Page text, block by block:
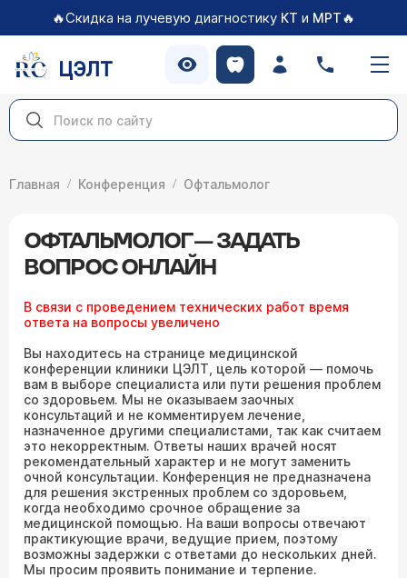
🔥Скидка на лучевую диагностику КТ и МРТ🔥
ЦЭЛТ
Главная Конференция Офтальмолог
ОФТАЛЬМОЛОГ — ЗАДАТЬ
ВОПРОС ОНЛАЙН
В связи с проведением технических работ время
ответа на вопросы увеличено
Вы находитесь на странице медицинской
конференции клиники ЦЭЛТ, цель которой — помочь
вам в выборе специалиста или пути решения проблем
со здоровьем. Мы не оказываем заочных
консультаций и не комментируем лечение,
назначенное другими специалистами, так как считаем
это некорректным. Ответы наших врачей носят
рекомендательный характер и не могут заменить
очной консультации. Конференция не предназначена
для решения экстренных проблем со здоровьем,
когда необходимо срочное обращение за
медицинской помощью. На ваши вопросы отвечают
практикующие врачи, ведущие прием, поэтому
возможны задержки с ответами до нескольких дней.
Мы просим проявить понимание и терпение.